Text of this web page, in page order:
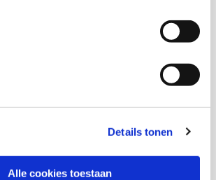
Details tonen
Alle cookies toestaan
op: